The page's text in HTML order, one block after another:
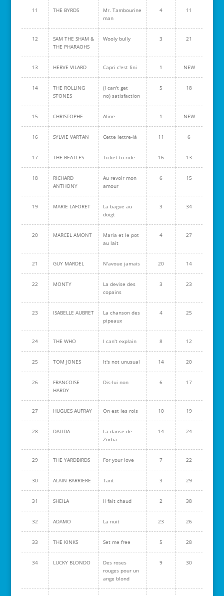
11 THE BYRDS
Mr. Tambourine
man
4 11
12
SAM THE SHAM &
THE PHARAOHS
Wooly bully 3 21
13 HERVE VILARD Capri c'est fini 1 NEW
14
THE ROLLING
STONES
(I can't get
no) satisfaction
5 18
15 CHRISTOPHE Aline 1 NEW
16 SYLVIE VARTAN Cette lettre-là 11 6
17 THE BEATLES Ticket to ride 16 13
18
RICHARD
ANTHONY
Au revoir mon
amour
6 15
19 MARIE LAFORET
La bague au
doigt
3 34
20 MARCEL AMONT
Maria et le pot
au lait
4 27
21 GUY MARDEL N'avoue jamais 20 14
22 MONTY
La devise des
copains
3 23
23 ISABELLE AUBRET
La chanson des
pipeaux
4 25
24 THE WHO I can't explain 8 12
25 TOM JONES It's not unusual 14 20
26
FRANCOISE
HARDY
Dis-lui non 6 17
27 HUGUES AUFRAY On est les rois 10 19
28 DALIDA
La danse de
Zorba
14 24
29 THE YARDBIRDS For your love 7 22
30 ALAIN BARRIERE Tant 3 29
31 SHEILA Il fait chaud 2 38
32 ADAMO La nuit 23 26
33 THE KINKS Set me free 5 28
34 LUCKY BLONDO
Des roses
rouges pour un
ange blond
9 30